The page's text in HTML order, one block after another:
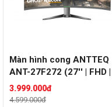
Màn hình cong ANTTEQ
ANT-27F272 (27'' | FHD |
VA | 75Hz | FreeSync)
3.999.000đ
4.599.000đ